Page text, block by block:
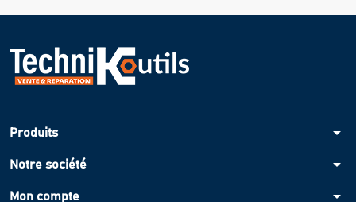
Produits arrow_drop_down
Notre société arrow_drop_down
Mon compte arrow_drop_down